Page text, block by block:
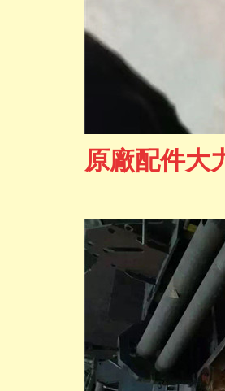
原廠配件大